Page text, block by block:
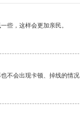
些，这样会更加亲民。
不会出现卡顿、掉线的情